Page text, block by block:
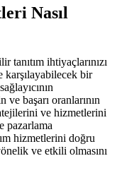
Nasıl
tanıtım ihtiyaçlarınızı
bir
ve başarı oranlarının
ve hizmetlerini
pazarlama
hizmetlerini doğru
ve etkili olmasını